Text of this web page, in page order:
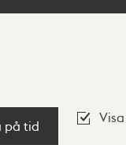
på tid